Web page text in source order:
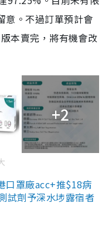
意。不過訂單預計會
本賣完，將有機會改
+2
口罩廠acc+推$18病
試劑予深水埗露宿者